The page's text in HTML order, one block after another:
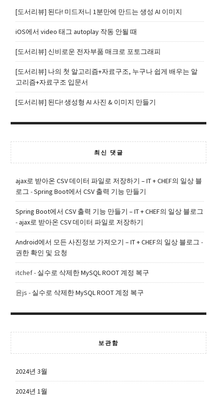
[도서리뷰] 된다! 미드저니 1분만에 만드는 생성 AI 이미지
iOS에서 video 태그 autoplay 작동 안될 때
[도서리뷰] 신비로운 전자부품 매크로 포토그래피
[도서리뷰] 나의 첫 알고리즘+자료구조, 누구나 쉽게 배우는 알
고리즘+자료구조 입문서
[도서리뷰] 된다! 생성형 AI 사진 & 이미지 만들기
최신 댓글
ajax로 받아온 CSV 데이터 파일로 저장하기 – IT + CHEF의 일상 블
로그 -Spring Boot에서 CSV 출력 기능 만들기
Spring Boot에서 CSV 출력 기능 만들기 – IT + CHEF의 일상 블로그
-ajax로 받아온 CSV 데이터 파일로 저장하기
Android에서 모든 사진정보 가져오기 – IT + CHEF의 일상 블로그 -
권한 확인 및 요청
itchef- 실수로 삭제한 MySQL ROOT 계정 복구
윤js - 실수로 삭제한 MySQL ROOT 계정 복구
보관함
2024년 3월
2024년 1월